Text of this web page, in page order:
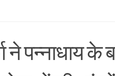
ने पन्नाधाय के